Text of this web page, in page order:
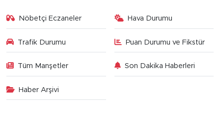
Nöbetçi Eczaneler Hava Durumu
Trafik Durumu Puan Durumu ve Fikstür
Tüm Manşetler Son Dakika Haberleri
Haber Arşivi